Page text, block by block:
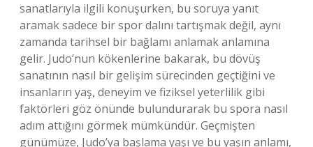
sanatlarıyla ilgili konuşurken, bu soruya yanıt
aramak sadece bir spor dalını tartışmak değil, aynı
zamanda tarihsel bir bağlamı anlamak anlamına
gelir. Judo’nun kökenlerine bakarak, bu dövüş
sanatının nasıl bir gelişim sürecinden geçtiğini ve
insanların yaş, deneyim ve fiziksel yeterlilik gibi
faktörleri göz önünde bulundurarak bu spora nasıl
adım attığını görmek mümkündür. Geçmişten
günümüze, Judo’ya başlama yaşı ve bu yaşın anlamı,